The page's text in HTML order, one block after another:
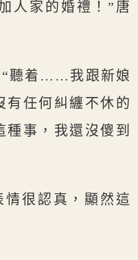
人家的婚禮！”唐
“聽着……我跟新娘
有任何糾纏不休的
種事，我還沒傻到
很認真，顯然這